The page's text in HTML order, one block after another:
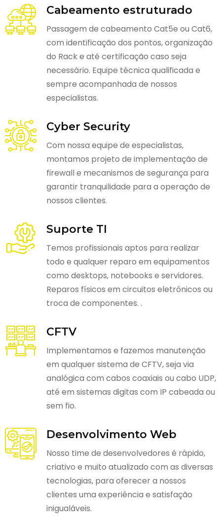
Cabeamento estruturado
Passagem de cabeamento Cat5e ou Cat6,
com identificação dos pontos, organização
do Rack e até certificação caso seja
necessário. Equipe técnica qualificada e
sempre acompanhada de nossos
especialistas.
Cyber Security
Com nossa equipe de especialistas,
montamos projeto de implementação de
firewall e mecanismos de segurança para
garantir tranquilidade para a operação de
nossos clientes.
Suporte TI
Temos profissionais aptos para realizar
todo e qualquer reparo em equipamentos
como desktops, notebooks e servidores.
Reparos físicos em circuitos eletrônicos ou
troca de componentes. .
CFTV
Implementamos e fazemos manutenção
em qualquer sistema de CFTV, seja via
analógica com cabos coaxiais ou cabo UDP,
até em sistemas digitas com IP cabeada ou
sem fio.
Desenvolvimento Web
Nosso time de desenvolvedores é rápido,
criativo e muito atualizado com as diversas
tecnologias, para oferecer a nossos
clientes uma experiência e satisfação
inigualáveis.